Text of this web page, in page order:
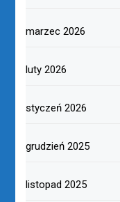
marzec 2026
luty 2026
styczeń 2026
grudzień 2025
listopad 2025